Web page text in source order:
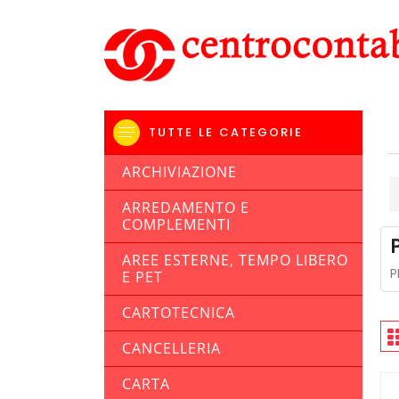
TUTTE LE CATEGORIE
ARCHIVIAZIONE
ARREDAMENTO E
COMPLEMENTI
AREE ESTERNE, TEMPO LIBERO
E PET
CARTOTECNICA
CANCELLERIA
CARTA